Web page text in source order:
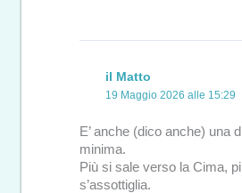
il Matto
19 Maggio 2026 alle 15:29
E’ anche (dico anche) una
minima.
Più si sale verso la Cima,
s’assottiglia.